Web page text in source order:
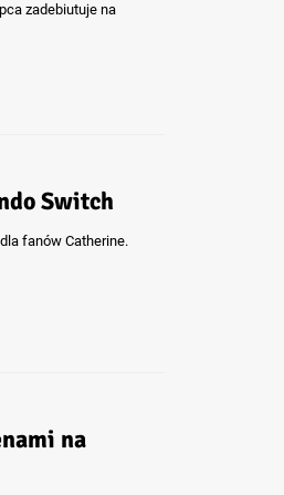
zadebiutuje na
Switch
fanów Catherine.
na